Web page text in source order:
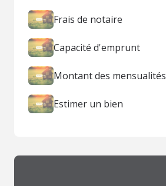
Frais de notaire
Capacité d'emprunt
Montant des mensualités
Estimer un bien